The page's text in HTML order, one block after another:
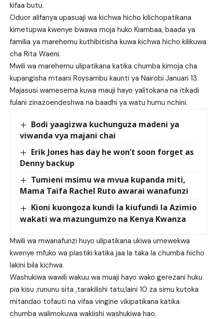
kifaa butu.
Oduor alifanya upasuaji wa kichwa hicho kilichopatikana
kimetupwa kwenye bwawa moja huko Kiambaa, baada ya
familia ya marehemu kuthibitisha kuwa kichwa hicho kilikuwa
cha Rita Waeni.
Mwili wa marehemu ulipatikana katika chumba kimoja cha
kupangisha mtaani Roysambu kaunti ya Nairobi Januari 13.
Majasusi wamesema kuwa mauji hayo yalitokana na itikadi
fulani zinazoendeshwa na baadhi ya watu humu nchini.
Bodi yaagizwa kuchunguza madeni ya
viwanda vya majani chai
Erik Jones has day he won’t soon forget as
Denny backup
Tumieni msimu wa mvua kupanda miti,
Mama Taifa Rachel Ruto awarai wanafunzi
Kioni kuongoza kundi la kiufundi la Azimio
wakati wa mazungumzo na Kenya Kwanza
Mwili wa mwanafunzi huyo ulipatikana ukiwa umewekwa
kwenye mfuko wa plastiki katika jaa la taka la chumba hicho
lakini bila kichwa.
Washukiwa wawili wakuu wa muaji hayo wako gerezani huku
pia kisu ,rununu sita ,tarakilishi tatu,laini 10 za simu kutoka
mitandao tofauti na vifaa vingine vikipatikana katika
chumba walimokuwa wakiishi washukiwa hao.